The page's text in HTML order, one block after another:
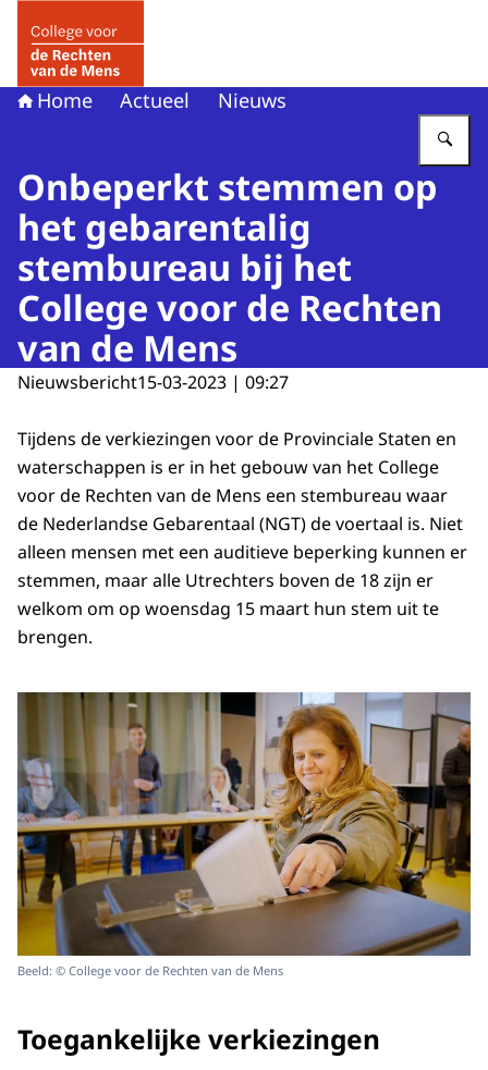
Home Actueel Nieuws
Onbeperkt stemmen op
het gebarentalig
stembureau bij het
College voor de Rechten
van de Mens
Nieuwsbericht15-03-2023 | 09:27
Tijdens de verkiezingen voor de Provinciale Staten en
waterschappen is er in het gebouw van het College
voor de Rechten van de Mens een stembureau waar
de Nederlandse Gebarentaal (NGT) de voertaal is. Niet
alleen mensen met een auditieve beperking kunnen er
stemmen, maar alle Utrechters boven de 18 zijn er
welkom om op woensdag 15 maart hun stem uit te
brengen.
Beeld: © College voor de Rechten van de Mens
Toegankelijke verkiezingen